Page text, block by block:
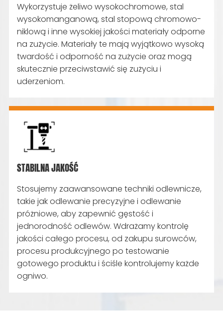
Wykorzystuje żeliwo wysokochromowe, stal
wysokomanganową, stal stopową chromowo-
niklową i inne wysokiej jakości materiały odporne
na zużycie. Materiały te mają wyjątkowo wysoką
twardość i odporność na zużycie oraz mogą
skutecznie przeciwstawić się zużyciu i
uderzeniom.
STABILNA JAKOŚĆ
Stosujemy zaawansowane techniki odlewnicze,
takie jak odlewanie precyzyjne i odlewanie
próżniowe, aby zapewnić gęstość i
jednorodność odlewów. Wdrażamy kontrolę
jakości całego procesu, od zakupu surowców,
procesu produkcyjnego po testowanie
gotowego produktu i ściśle kontrolujemy każde
ogniwo.